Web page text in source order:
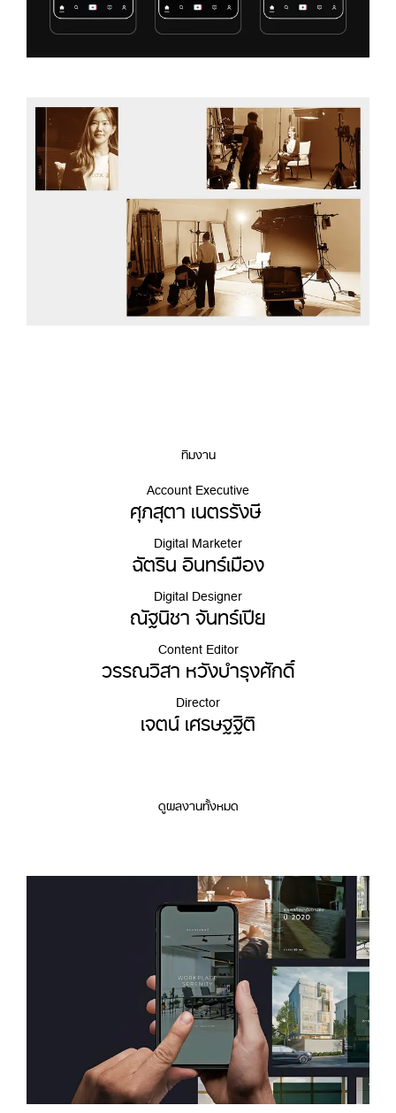
ทีมงาน
Account Executive
ศุภสุตา เนตรรังษี
Digital Marketer
ฉัตริน อินทร์เมือง
Digital Designer
ณัฐนิชา จันทร์เปีย
Content Editor
วรรณวิสา หวังบำรุงศักดิ์
Director
เจตน์ เศรษฐฐิติ
ดูผลงานทั้งหมด